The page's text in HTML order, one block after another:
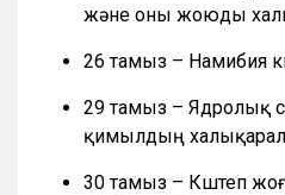
және оны жоюды
26 тамыз – Намибия
29 тамыз – Ядролық
қимылдың
30 тамыз – Күштеп